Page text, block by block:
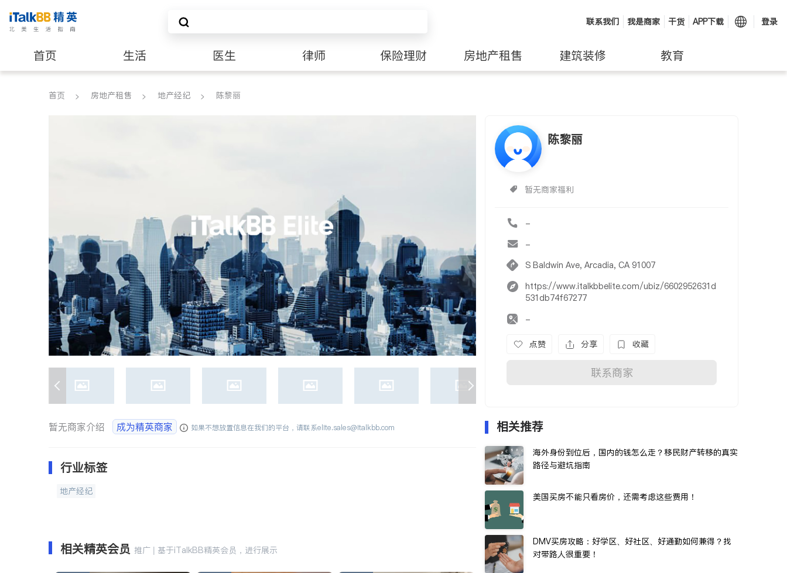
联系我们 我是商家 干货 APP下载 登录
首页 生活 医生 律师 保险理财 房地产租售 建筑装修 教育
养老 非盈利组织
首页 房地产租售 地产经纪 陈黎丽
陈黎丽
暂无商家福利
-
-
S Baldwin Ave, Arcadia, CA 91007
https://www.italkbbelite.com/ubiz/6602952631d
531db74f67277
-
点赞 分享 收藏
联系商家
暂无商家介绍 成为精英商家 如果不想放置信息在我们的平台，请联系elite.sales@italkbb.com
行业标签
地产经纪
相关精英会员 推广 | 基于iTalkBB精英会员，进行展示
相关推荐
海外身份到位后，国内的钱怎么走？移民财产转移的真实
路径与避坑指南
美国买房不能只看房价，还需考虑这些费用！
DMV买房攻略：好学区、好社区、好通勤如何兼得？找
对带路人很重要！